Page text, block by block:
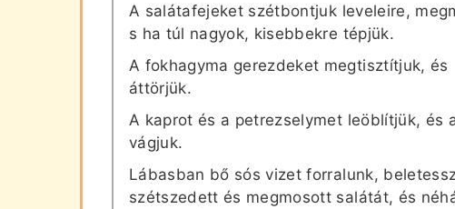
A salátafejeket szétbontjuk leveleire,
s ha túl nagyok, kisebbekre tépjük.
A fokhagyma gerezdeket megtisztítjuk, és
áttörjük.
A kaprot és a petrezselymet leöblítjük, és
vágjuk.
Lábasban bő sós vizet forralunk,
szétszedett és megmosott salátát, és